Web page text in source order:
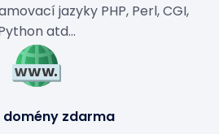
jazyky PHP, Perl, CGI,
atd...
domény zdarma